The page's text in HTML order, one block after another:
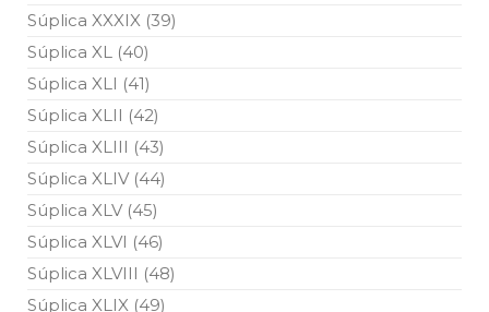
Súplica XXXIX (39)
Súplica XL (40)
Súplica XLI (41)
Súplica XLII (42)
Súplica XLIII (43)
Súplica XLIV (44)
Súplica XLV (45)
Súplica XLVI (46)
Súplica XLVIII (48)
Súplica XLIX (49)